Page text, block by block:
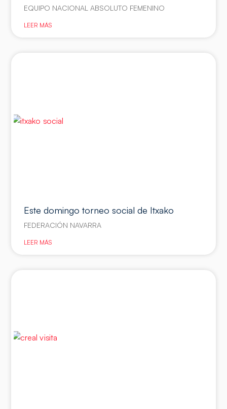
EQUIPO NACIONAL ABSOLUTO FEMENINO
LEER MÁS
Este domingo torneo social de Itxako
FEDERACIÓN NAVARRA
LEER MÁS